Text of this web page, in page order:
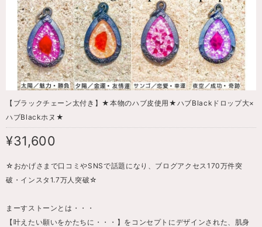
【ブラックチェーン太付き】★本物のハブ皮使用★ハブBlackドロップ大×
ハブBlackホヌ★
¥31,600
☆おかげさまで口コミやSNSで話題になり、ブログアクセス170万件突
破・インスタ1.7万人突破☆
まーすストーンとは・・・
【叶えたい願いをかたちに・・・】をコンセプトにデザインされた、肌身